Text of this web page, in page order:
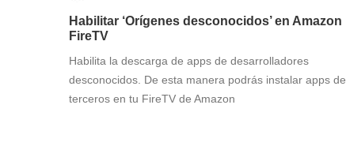
Habilitar ‘Orígenes desconocidos’ en Amazon
FireTV
Habilita la descarga de apps de desarrolladores
desconocidos. De esta manera podrás instalar apps de
terceros en tu FireTV de Amazon